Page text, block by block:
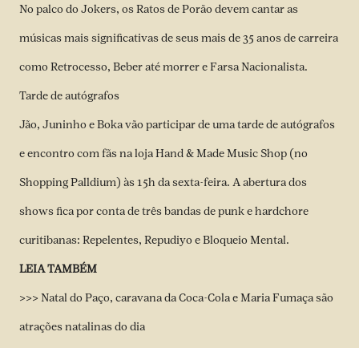
No palco do Jokers, os Ratos de Porão devem cantar as
músicas mais significativas de seus mais de 35 anos de carreira
como Retrocesso, Beber até morrer e Farsa Nacionalista.
Tarde de autógrafos
Jão, Juninho e Boka vão participar de uma tarde de autógrafos
e encontro com fãs na loja Hand & Made Music Shop (no
Shopping Palldium) às 15h da sexta-feira. A abertura dos
shows fica por conta de três bandas de punk e hardchore
curitibanas: Repelentes, Repudiyo e Bloqueio Mental.
LEIA TAMBÉM
>>> Natal do Paço, caravana da Coca-Cola e Maria Fumaça são
atrações natalinas do dia